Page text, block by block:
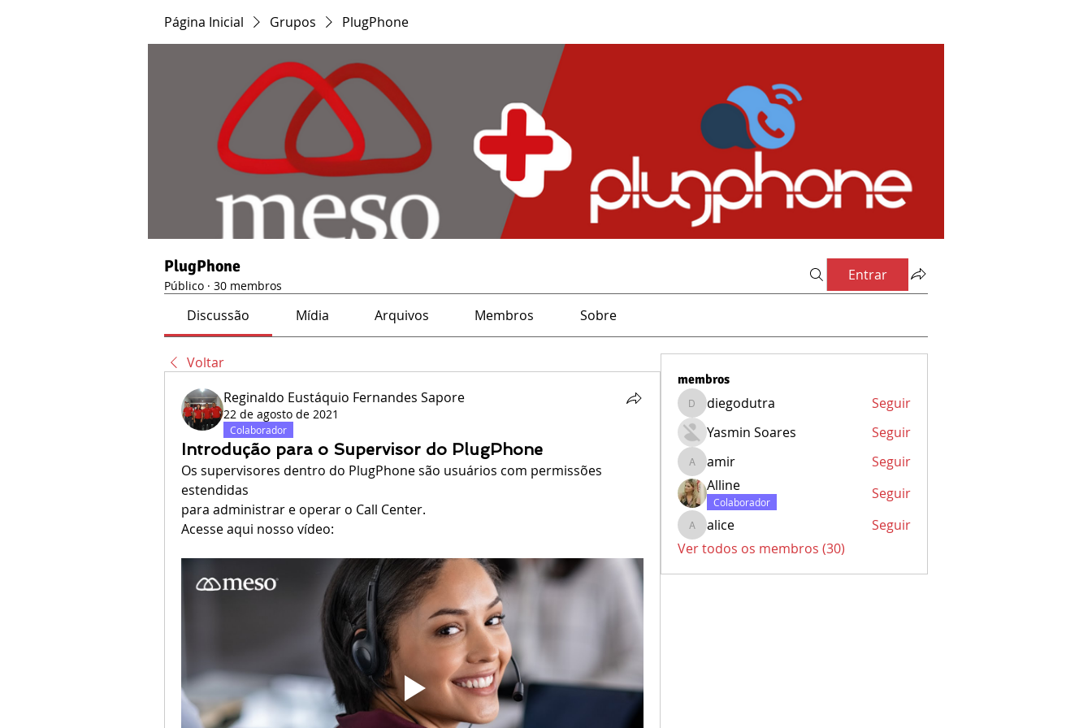
Página Inicial Grupos PlugPhone
PlugPhone
Público · 30 membros
Entrar
Discussão Mídia Arquivos Membros Sobre
Voltar
Reginaldo Eustáquio Fernandes Sapore
22 de agosto de 2021
Colaborador
Introdução para o Supervisor do PlugPhone
Os supervisores dentro do PlugPhone são usuários com permissões
estendidas
para administrar e operar o Call Center.
Acesse aqui nosso vídeo:
membros
diegodutra
diegodutra
Seguir
Yasmin Soares
Seguir
amiramir
Seguir
Alline
Colaborador Seguir
alicealice
Seguir
Ver todos os membros (30)